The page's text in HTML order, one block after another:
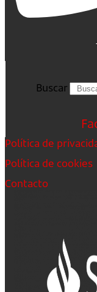
Buscar
Política de
Política de cookies
Contacto